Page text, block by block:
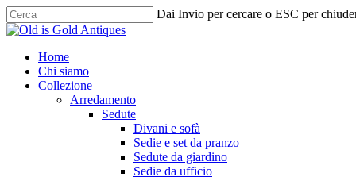
Skip
to
content
Dai Invio per cercare o ESC per
Chiudi
cerca
Menu
Home
Chi siamo
Collezione
Arredamento
Sedute
Divani e sofà
Sedie e set da pranzo
Sedute da giardino
Sedie da ufficio